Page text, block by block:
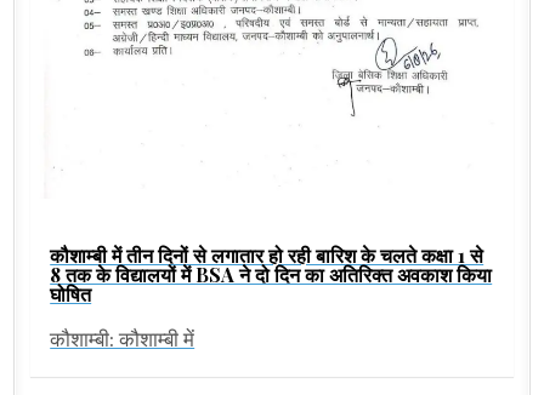
कौशाम्बी में तीन दिनों से लगातार हो रही बारिश के चलते कक्षा 1 से
8 तक के विद्यालयों में BSA ने दो दिन का अतिरिक्त अवकाश किया
घोषित
कौशाम्बी: कौशाम्बी में